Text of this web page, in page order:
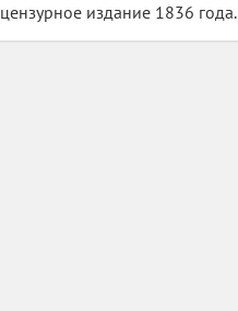
цензурное издание 1836 года.